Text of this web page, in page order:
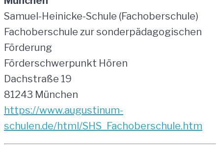
Samuel-Heinicke-Schule (Fachoberschule)
Fachoberschule zur sonderpädagogischen
Förderung
Förderschwerpunkt Hören
Dachstraße 19
81243 München
https://www.augustinum-
schulen.de/html/SHS_Fachoberschule.htm